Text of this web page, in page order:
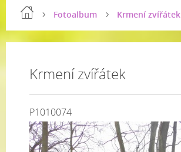
Fotoalbum Krmení zvířátek
Krmení zvířátek
P1010074